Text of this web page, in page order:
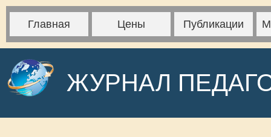
Главная Цены Публикации
ЖУРНАЛ